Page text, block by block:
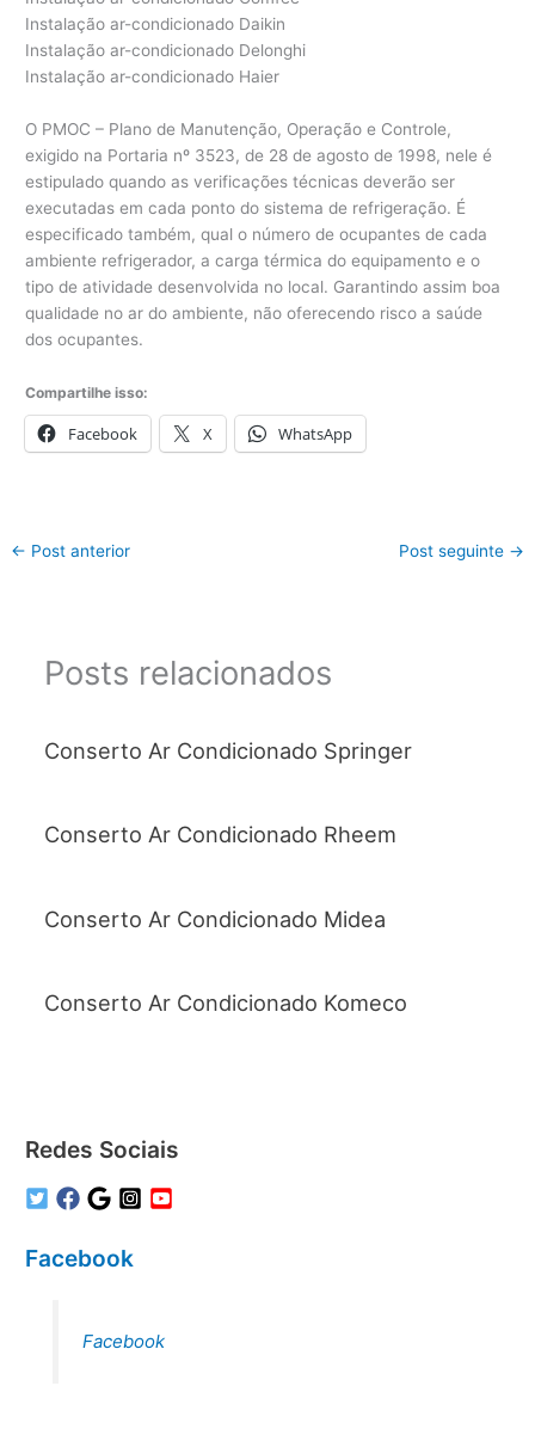
Instalação ar-condicionado Daikin
Instalação ar-condicionado Delonghi
Instalação ar-condicionado Haier
O PMOC – Plano de Manutenção, Operação e Controle,
exigido na Portaria nº 3523, de 28 de agosto de 1998, nele é
estipulado quando as verificações técnicas deverão ser
executadas em cada ponto do sistema de refrigeração. É
especificado também, qual o número de ocupantes de cada
ambiente refrigerador, a carga térmica do equipamento e o
tipo de atividade desenvolvida no local. Garantindo assim boa
qualidade no ar do ambiente, não oferecendo risco a saúde
dos ocupantes.
Compartilhe isso:
Facebook X WhatsApp
← Post anterior Post seguinte →
Posts relacionados
Conserto Ar Condicionado Springer
Conserto Ar Condicionado Rheem
Conserto Ar Condicionado Midea
Conserto Ar Condicionado Komeco
Redes Sociais
Facebook
Facebook